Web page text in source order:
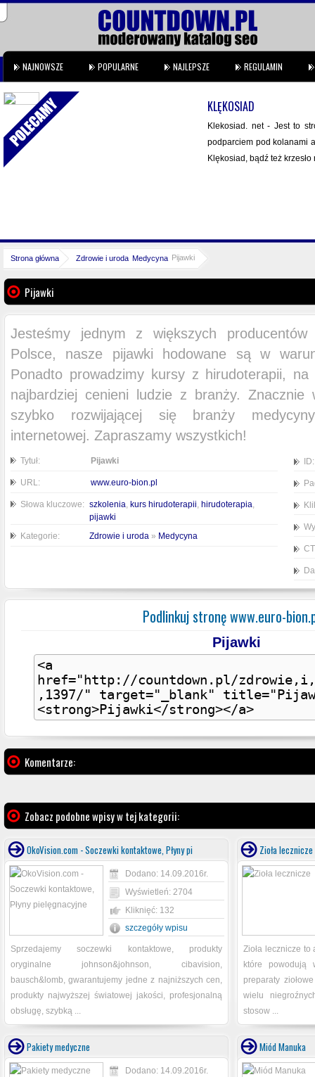
NAJNOWSZE POPULARNE NAJLEPSZE REGULAMIN
KLĘKOSIAD
Klekosiad. net - Jest to
podparciem pod kolanami
Klękosiad, bądź też
Strona główna Zdrowie i uroda Medycyna Pijawki
Pijawki
Jesteśmy jednym z większych
Polsce, nasze pijawki hodowane są w
Ponadto prowadzimy kursy z hirudoterapii, na
najbardziej cenieni ludzie z branży. Znacznie
szybko rozwijającej się branży
internetowej. Zapraszamy wszystkich!
Tytuł: Pijawki
URL: www.euro-bion.pl
Słowa kluczowe: szkolenia, kurs hirudoterapii, hirudoterapia,
pijawki
Kategorie:
Zdrowie i uroda » Medycyna
ID:
Podlinkuj stronę www.euro-
Pijawki
Komentarze:
Zobacz podobne wpisy w tej kategorii:
OkoVision.com - Soczewki kontaktowe, Płyny pi
Dodano: 14.09.2016r.
Wyświetleń: 2704
Kliknięć: 132
szczegóły wpisu
Sprzedajemy soczewki kontaktowe, produkty
oryginalne johnson&johnson, cibavision,
bausch&lomb, gwarantujemy jedne z najniższych cen,
produkty najwyższej światowej jakości, profesjonalną
obsługę, szybką ...
Zioła lecznicze
Zioła lecznicze to
które powodują
preparaty
wielu
stosow ...
Pakiety medyczne
Dodano: 14.09.2016r.
Miód Manuka